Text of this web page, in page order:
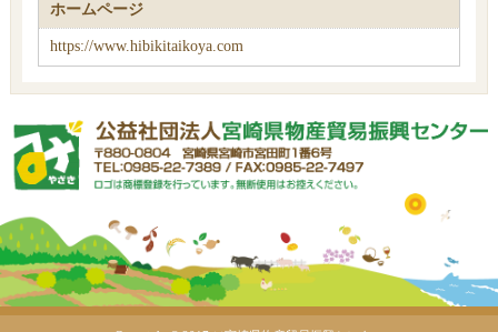
ホームページ
https://www.hibikitaikoya.com